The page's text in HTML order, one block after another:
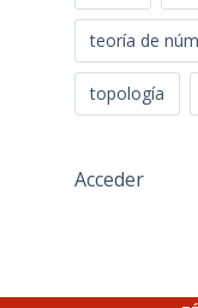
teoría de
topología
Acceder